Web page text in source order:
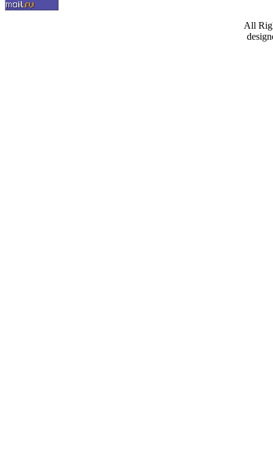
All